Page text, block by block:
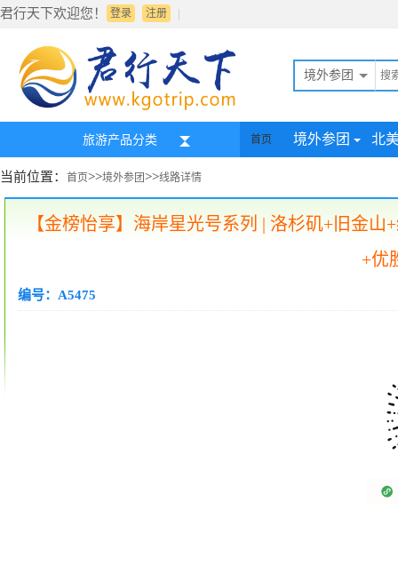
君行天下欢迎您！ 登录 |
注册
境外参团
旅游产品分类 首页 境外参团 北
当前位置： 首页>>境外参团>>线路详情
【金榜怡享】海岸星光号系列 | 洛杉矶+旧金
+优
编号：A5475